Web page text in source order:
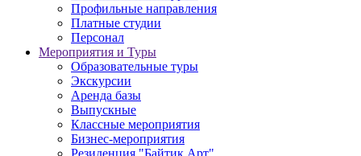
Профильные направления
Платные студии
Персонал
Мероприятия и Туры
Образовательные туры
Экскурсии
Аренда базы
Выпускные
Классные мероприятия
Бизнес-мероприятия
Резиденция "Байтик Арт"